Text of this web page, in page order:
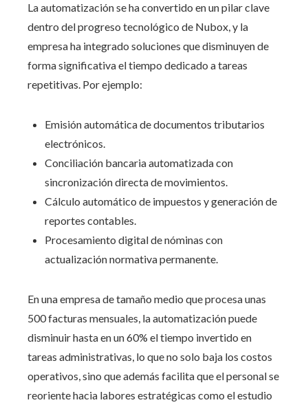
La automatización se ha convertido en un pilar clave
dentro del progreso tecnológico de Nubox, y la
empresa ha integrado soluciones que disminuyen de
forma significativa el tiempo dedicado a tareas
repetitivas. Por ejemplo:
Emisión automática de documentos tributarios
electrónicos.
Conciliación bancaria automatizada con
sincronización directa de movimientos.
Cálculo automático de impuestos y generación de
reportes contables.
Procesamiento digital de nóminas con
actualización normativa permanente.
En una empresa de tamaño medio que procesa unas
500 facturas mensuales, la automatización puede
disminuir hasta en un 60% el tiempo invertido en
tareas administrativas, lo que no solo baja los costos
operativos, sino que además facilita que el personal se
reoriente hacia labores estratégicas como el estudio